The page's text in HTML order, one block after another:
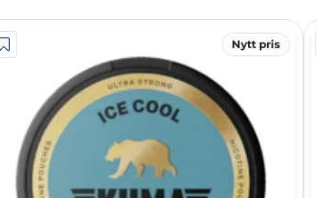
Nytt pris